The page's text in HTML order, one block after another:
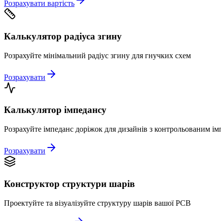
Розрахувати вартість
Калькулятор радіуса згину
Розрахуйте мінімальний радіус згину для гнучких схем
Розрахувати
Калькулятор імпедансу
Розрахуйте імпеданс доріжок для дизайнів з контрольованим
Розрахувати
Конструктор структури шарів
Проектуйте та візуалізуйте структуру шарів вашої PCB